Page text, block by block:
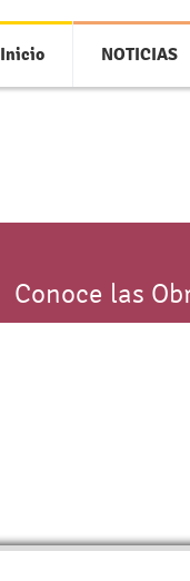
Inicio NOTICIAS
Conoce las